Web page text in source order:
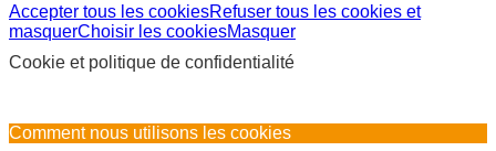
Accepter tous les cookiesRefuser tous les cookies et
masquerChoisir les cookiesMasquer
Cookie et politique de confidentialité
Comment nous utilisons les cookies